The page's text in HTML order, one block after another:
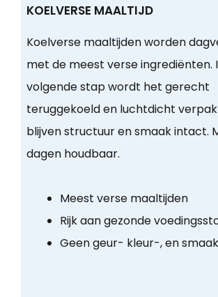
KOELVERSE MAALTIJD
Koelverse maaltijden worden
met de meest verse ingrediënten.
volgende stap wordt het gerecht
teruggekoeld en luchtdicht
blijven structuur en smaak intact.
dagen houdbaar.
Meest verse maaltijden
Rijk aan gezonde
Geen geur- kleur-, en